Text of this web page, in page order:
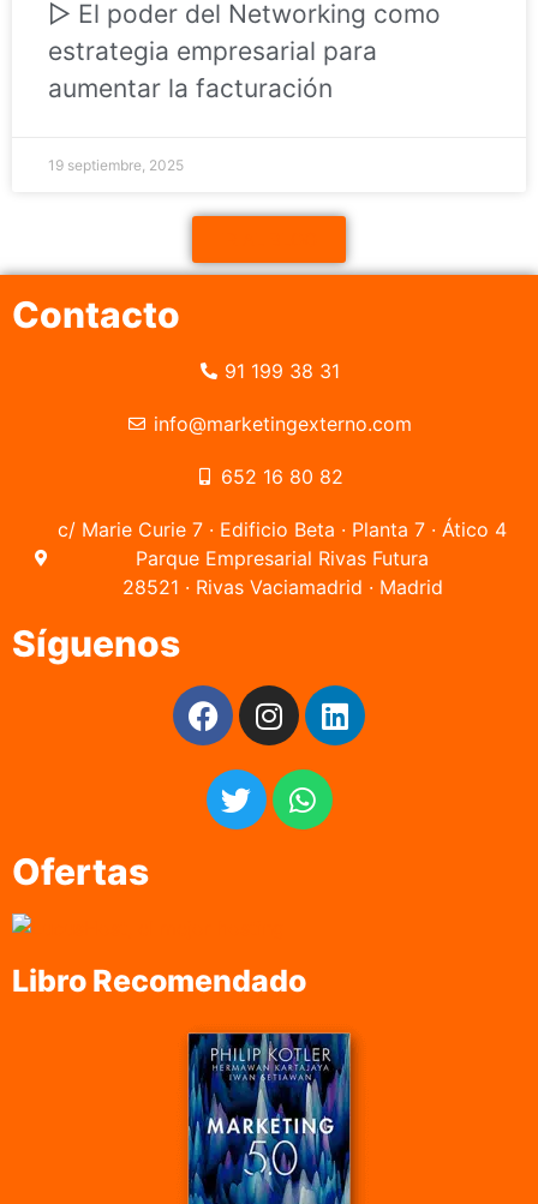
▷ El poder del Networking como
estrategia empresarial para
aumentar la facturación
19 septiembre, 2025
Contacto
91 199 38 31
info@marketingexterno.com
652 16 80 82
c/ Marie Curie 7 · Edificio Beta · Planta 7 · Ático 4
Parque Empresarial Rivas Futura
28521 · Rivas Vaciamadrid · Madrid
Síguenos
Ofertas
Libro Recomendado